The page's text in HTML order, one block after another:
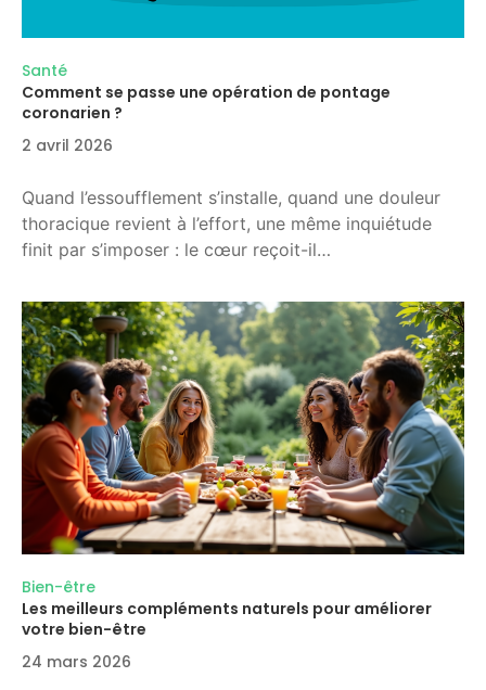
Santé
Comment se passe une opération de pontage
coronarien ?
2 avril 2026
Quand l’essoufflement s’installe, quand une douleur
thoracique revient à l’effort, une même inquiétude
finit par s’imposer : le cœur reçoit-il…
Bien-être
Les meilleurs compléments naturels pour améliorer
votre bien-être
24 mars 2026